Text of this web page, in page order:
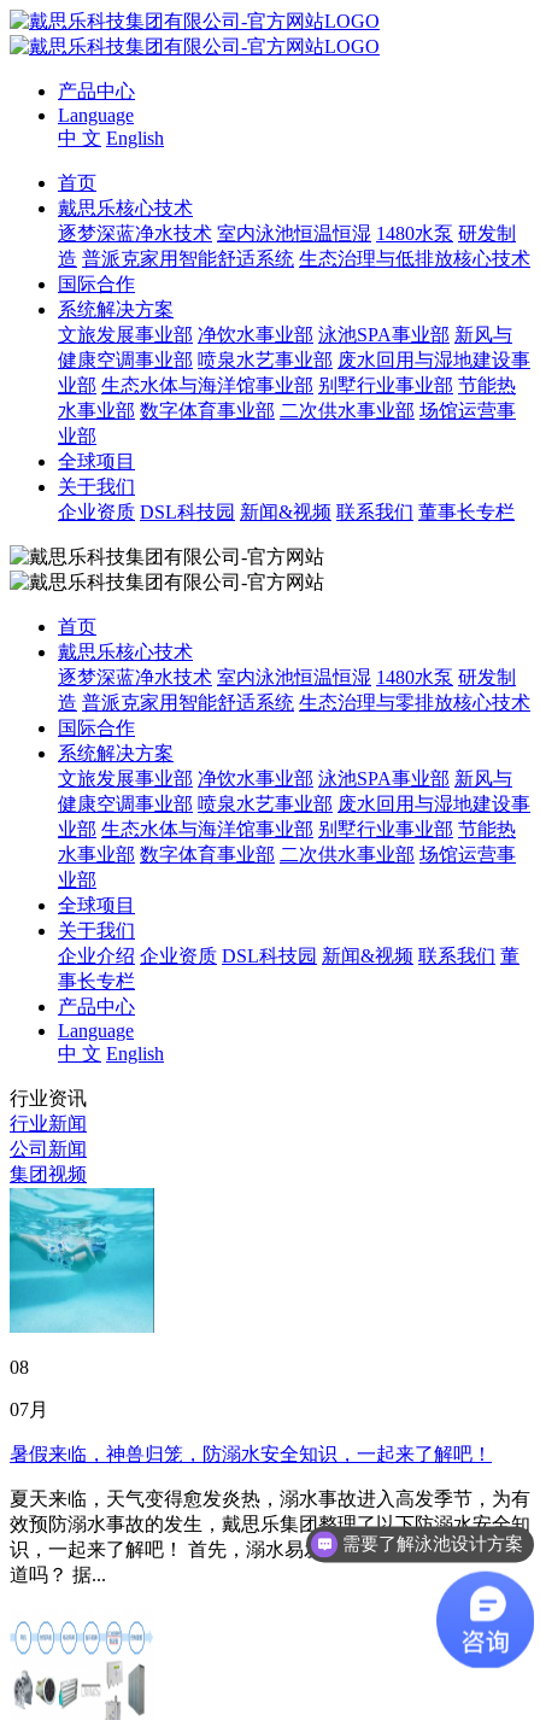
产品中心
Language
中 文 English
首页
戴思乐核心技术
逐梦深蓝净水技术 室内泳池恒温恒湿 1480水泵 研发制
造 普派克家用智能舒适系统 生态治理与低排放核心技术
国际合作
系统解决方案
文旅发展事业部 净饮水事业部 泳池SPA事业部 新风与
健康空调事业部 喷泉水艺事业部 废水回用与湿地建设事
业部 生态水体与海洋馆事业部 别墅行业事业部 节能热
水事业部 数字体育事业部 二次供水事业部 场馆运营事
业部
全球项目
关于我们
企业资质 DSL科技园 新闻&视频 联系我们 董事长专栏
首页
戴思乐核心技术
逐梦深蓝净水技术 室内泳池恒温恒湿 1480水泵 研发制
造 普派克家用智能舒适系统 生态治理与零排放核心技术
国际合作
系统解决方案
文旅发展事业部 净饮水事业部 泳池SPA事业部 新风与
健康空调事业部 喷泉水艺事业部 废水回用与湿地建设事
业部 生态水体与海洋馆事业部 别墅行业事业部 节能热
水事业部 数字体育事业部 二次供水事业部 场馆运营事
业部
全球项目
关于我们
企业介绍 企业资质 DSL科技园 新闻&视频 联系我们 董
事长专栏
产品中心
Language
中 文 English
行业资讯
行业新闻
公司新闻
集团视频
08
07月
暑假来临，神兽归笼，防溺水安全知识，一起来了解吧！
夏天来临，天气变得愈发炎热，溺水事故进入高发季节，为有
效预防溺水事故的发生，戴思乐集团整理了以下防溺水安全知
识，一起来了解吧！ 首先，溺水易发生的地方有哪些？你知
道吗？ 据...
需要了解泳池设计方案